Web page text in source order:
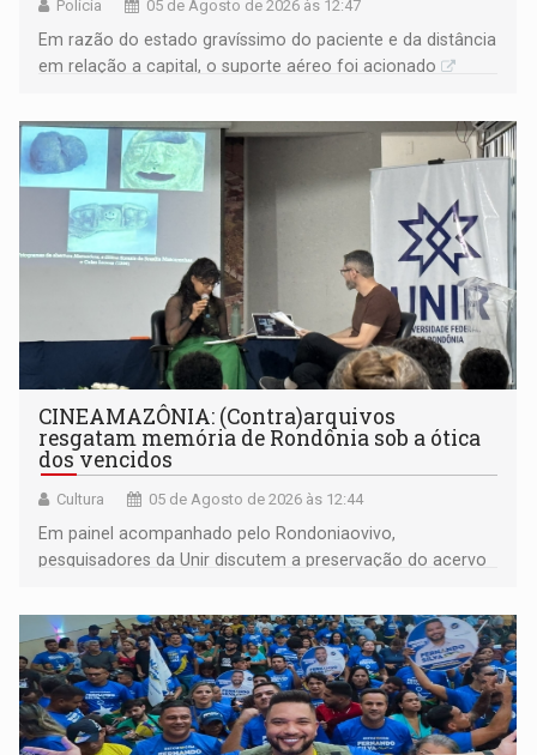
Polícia 05 de Agosto de 2026 às 12:47
Em razão do estado gravíssimo do paciente e da distância
em relação a capital, o suporte aéreo foi acionado
CINEAMAZÔNIA: (Contra)arquivos
resgatam memória de Rondônia sob a ótica
dos vencidos
Cultura 05 de Agosto de 2026 às 12:44
Em painel acompanhado pelo Rondoniaovivo,
pesquisadores da Unir discutem a preservação do acervo
memória como bússola para o futuro